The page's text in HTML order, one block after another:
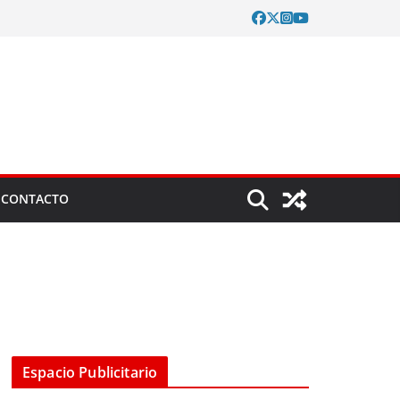
CONTACTO
Espacio Publicitario